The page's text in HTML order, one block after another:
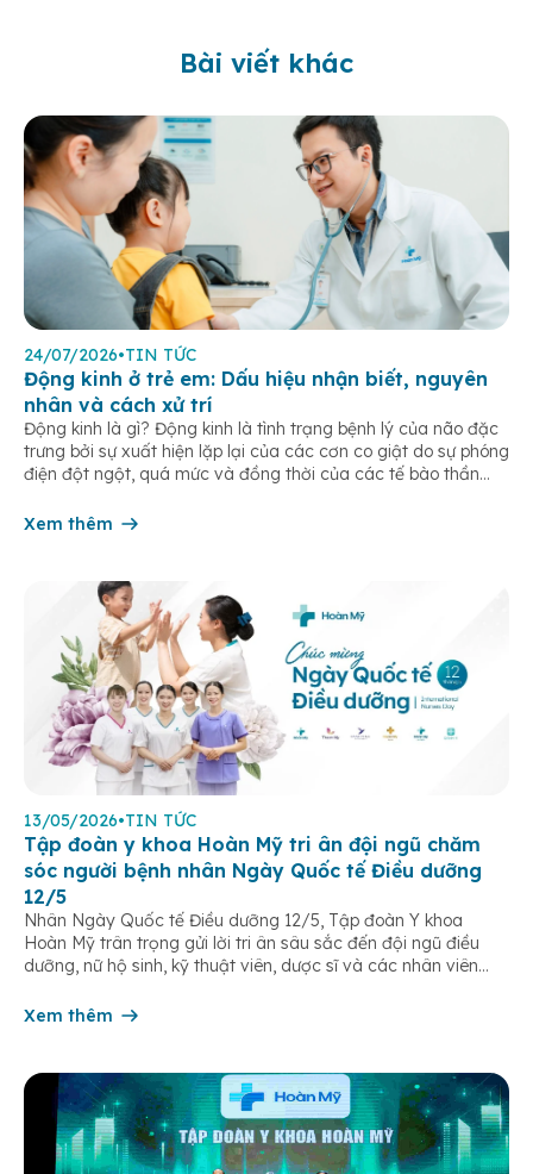
Bài viết khác
24/07/2026•TIN TỨC
Động kinh ở trẻ em: Dấu hiệu nhận biết, nguyên
nhân và cách xử trí
Động kinh là gì? Động kinh là tình trạng bệnh lý của não đặc
trưng bởi sự xuất hiện lặp lại của các cơn co giật do sự phóng
điện đột ngột, quá mức và đồng thời của các tế bào thần
Xem thêm
13/05/2026•TIN TỨC
Tập đoàn y khoa Hoàn Mỹ tri ân đội ngũ chăm
sóc người bệnh nhân Ngày Quốc tế Điều dưỡng
12/5
Nhân Ngày Quốc tế Điều dưỡng 12/5, Tập đoàn Y khoa
Hoàn Mỹ trân trọng gửi lời tri ân sâu sắc đến đội ngũ điều
dưỡng, nữ hộ sinh, kỹ thuật viên, dược sĩ và các nhân viên
âm thầm đồng hành trên […]
Xem thêm